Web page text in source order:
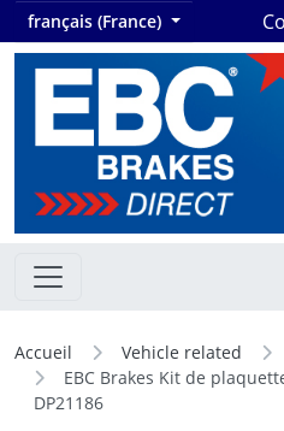
français (France)
Accueil Vehicle related
EBC Brakes Kit de
DP21186